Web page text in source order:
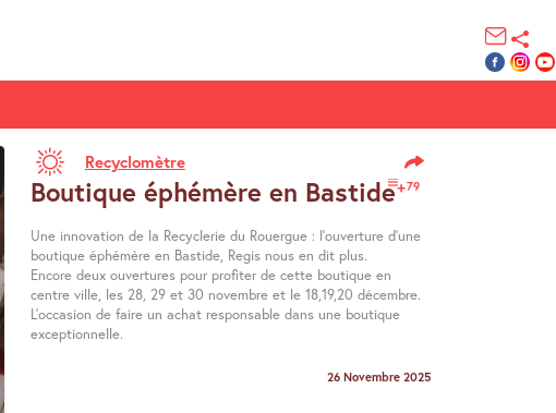
Recyclomètre
79
Boutique éphémère en Bastide
Une innovation de la Recyclerie du Rouergue : l’ouverture d’une
boutique éphémère en Bastide, Regis nous en dit plus.
Encore deux ouvertures pour profiter de cette boutique en
centre ville, les 28, 29 et 30 novembre et le 18,19,20 décembre.
L’occasion de faire un achat responsable dans une boutique
exceptionnelle.
26 Novembre 2025